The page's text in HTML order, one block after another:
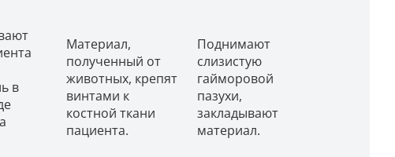
в
Материал,
полученный от
животных, крепят
винтами к
костной ткани
пациента.
Поднимают
слизистую
гайморовой
пазухи,
закладывают
материал.